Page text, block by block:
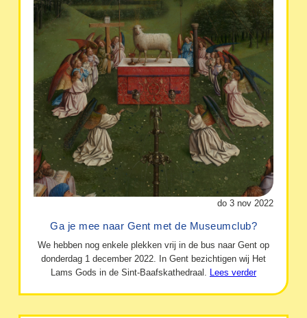
do 3 nov 2022
Ga je mee naar Gent met de Museumclub?
We hebben nog enkele plekken vrij in de bus naar Gent op
donderdag 1 december 2022. In Gent bezichtigen wij Het
Lams Gods in de Sint-Baafskathedraal. Lees verder